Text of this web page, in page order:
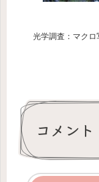
光学調査：マクロ
コメント